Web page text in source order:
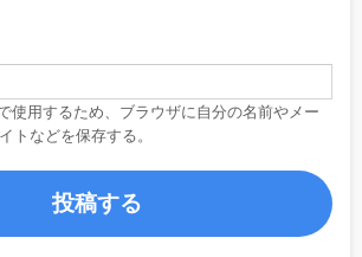
使用するため、ブラウザに自分の名前やメー
トなどを保存する。